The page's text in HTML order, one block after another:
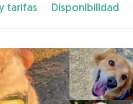
tarifas Disponibilidad